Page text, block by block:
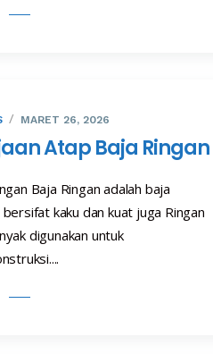
MARET 26, 2026
Atap Baja Ringan
Baja Ringan adalah baja
kaku dan kuat juga Ringan
digunakan untuk